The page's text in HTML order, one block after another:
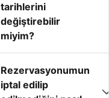
tarihlerini
değiştirebilir
miyim?
Rezervasyonumun
iptal edilip